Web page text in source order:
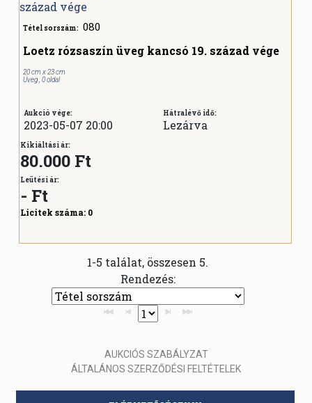
Tétel sorszám: 080
Loetz rózsaszín üveg kancsó 19. század vége
20 cm x 23 cm
Üveg , 0 oldal
Aukció vége:
2023-05-07 20:00
Hátralévő idő:
Lezárva
Kikiáltási ár:
80.000 Ft
Leütési ár:
- Ft
Licitek száma: 0
1-5 találat, összesen 5.
Rendezés:
AUKCIÓS SZABÁLYZAT
ÁLTALÁNOS SZERZŐDÉSI FELTÉTELEK